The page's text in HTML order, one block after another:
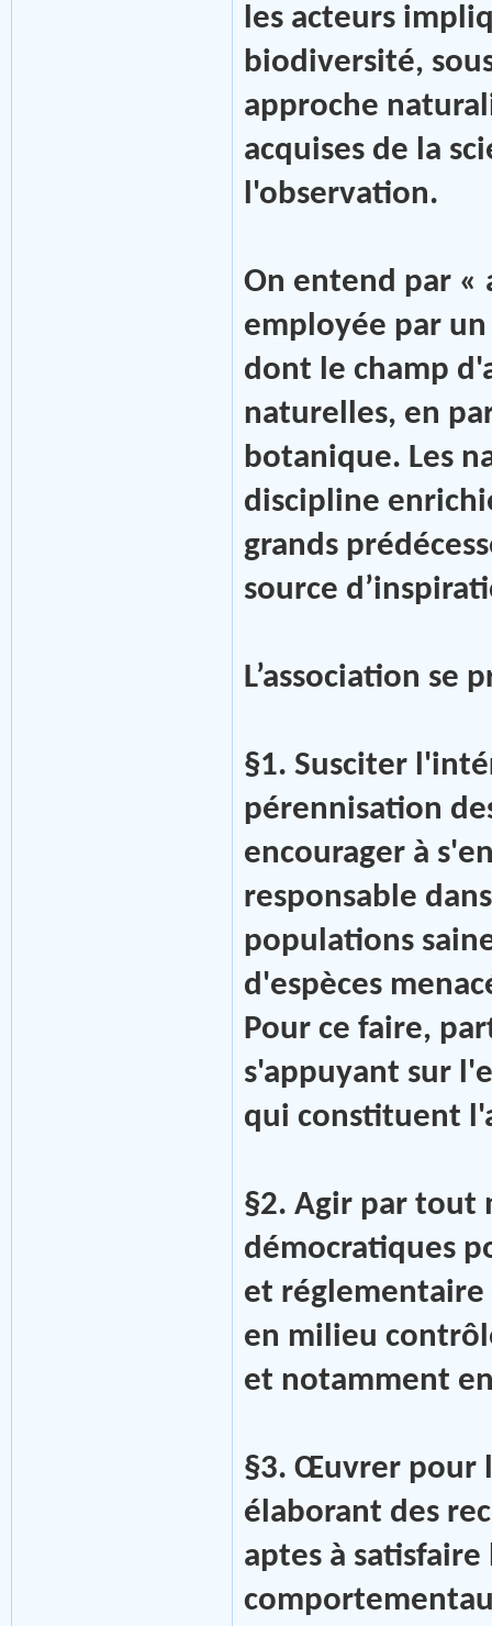
les acteurs
biodiversité,
approche
acquises de la
l'observation.
On entend par «
employée par
dont le champ
naturelles, en
botanique. Les
discipline
grands
source
L’association se
§1. Susciter
pérennisation
encourager à
responsable
populations
d'espèces
Pour ce faire,
s'appuyant sur
qui constituent
§2. Agir par tout
démocratiques
et
en milieu
et notamment
§3. Œuvrer pour
élaborant des
aptes à